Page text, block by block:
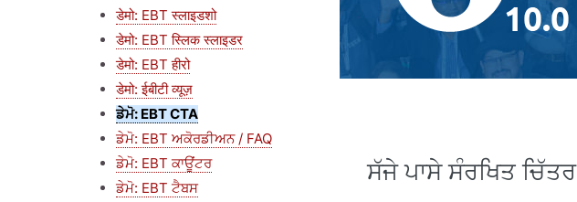
डेमो: EBT स्लाइडशो
डेमो: EBT स्लिक स्लाइडर
डेमो: EBT हीरो
डेमो: ईबीटी व्यूज़
ਡੇਮੋ: EBT CTA
ਡੇਮੋ: EBT ਅਕੋਰਡੀਅਨ / FAQ
ਡੇਮੋ: EBT ਕਾਊਂਟਰ
ਡੇਮੋ: EBT ਟੈਬਸ
ਸੱਜੇ ਪਾਸੇ ਸੰਰਖਿਤ ਚਿੱਤਰ